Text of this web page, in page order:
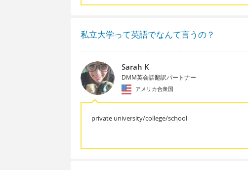
私立大学って英語でなんて言うの？
Sarah K
DMM英会話翻訳パートナー
アメリカ合衆国
private university/college/school